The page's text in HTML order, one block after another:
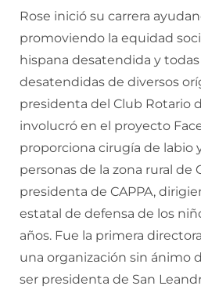
Rose inició su carrera
promoviendo la equidad
hispana desatendida y
desatendidas de diversos
presidenta del Club Rotario
involucró en el proyecto
proporciona cirugía de labio
personas de la zona rural de
presidenta de CAPPA,
estatal de defensa de los
años. Fue la primera
una organización sin ánimo
ser presidenta de San